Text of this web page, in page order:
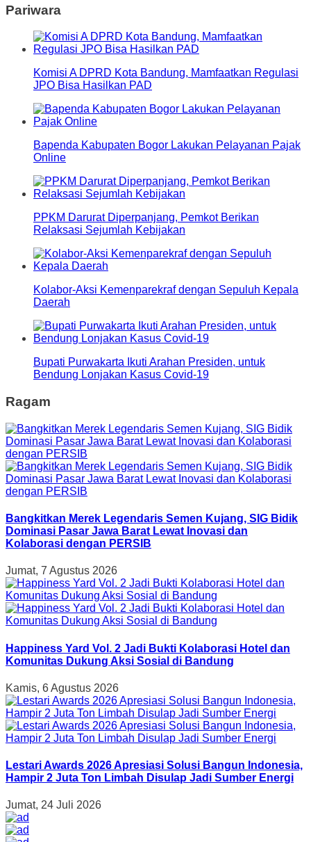
Pariwara
Komisi A DPRD Kota Bandung, Mamfaatkan Regulasi
JPO Bisa Hasilkan PAD
Bapenda Kabupaten Bogor Lakukan Pelayanan Pajak
Online
PPKM Darurat Diperpanjang, Pemkot Berikan
Relaksasi Sejumlah Kebijakan
Kolabor-Aksi Kemenparekraf dengan Sepuluh Kepala
Daerah
Bupati Purwakarta Ikuti Arahan Presiden, untuk
Bendung Lonjakan Kasus Covid-19
Ragam
Bangkitkan Merek Legendaris Semen Kujang, SIG Bidik
Dominasi Pasar Jawa Barat Lewat Inovasi dan
Kolaborasi dengan PERSIB
Jumat, 7 Agustus 2026
Happiness Yard Vol. 2 Jadi Bukti Kolaborasi Hotel dan
Komunitas Dukung Aksi Sosial di Bandung
Kamis, 6 Agustus 2026
Lestari Awards 2026 Apresiasi Solusi Bangun Indonesia,
Hampir 2 Juta Ton Limbah Disulap Jadi Sumber Energi
Jumat, 24 Juli 2026